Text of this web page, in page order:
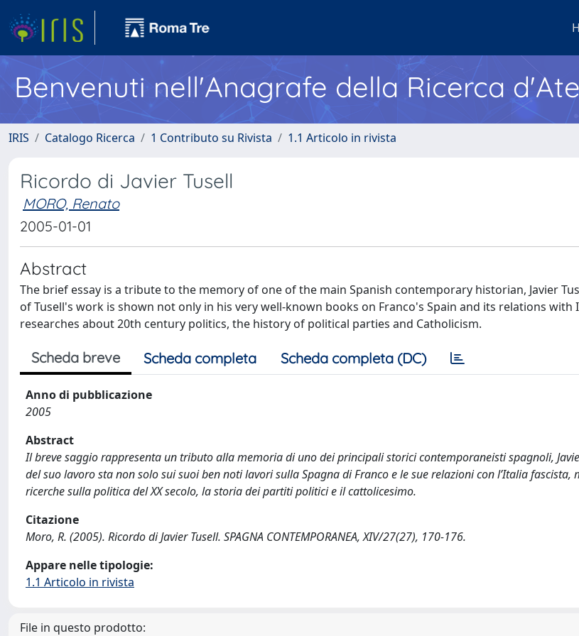
Benvenuti nell'Anagrafe della Ricerca
IRIS Catalogo Ricerca 1 Contributo su Rivista 1.1 Articolo in rivista
Ricordo di Javier Tusell
MORO, Renato
2005-01-01
Abstract
The brief essay is a tribute to the memory of one of the main Spanish contemporary historian, Javier
of Tusell's work is shown not only in his very well-known books on Franco's Spain and its relations with
researches about 20th century politics, the history of political parties and Catholicism.
Scheda breve Scheda completa Scheda completa (DC)
Anno di pubblicazione
2005
Abstract
Il breve saggio rappresenta un tributo alla memoria di uno dei principali storici contemporaneisti spagnoli,
del suo lavoro sta non solo sui suoi ben noti lavori sulla Spagna di Franco e le sue relazioni con l’Italia fascista,
ricerche sulla politica del XX secolo, la storia dei partiti politici e il cattolicesimo.
Citazione
Moro, R. (2005). Ricordo di Javier Tusell. SPAGNA CONTEMPORANEA, XIV/27(27), 170-176.
Appare nelle tipologie:
1.1 Articolo in rivista
File in questo prodotto: